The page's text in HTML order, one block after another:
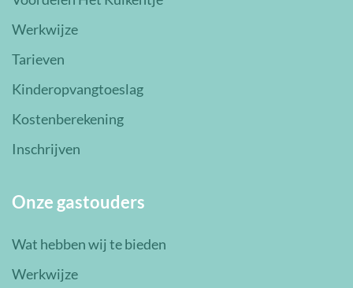
Werkwijze
Tarieven
Kinderopvangtoeslag
Kostenberekening
Inschrijven
Onze gastouders
Wat hebben wij te bieden
Werkwijze